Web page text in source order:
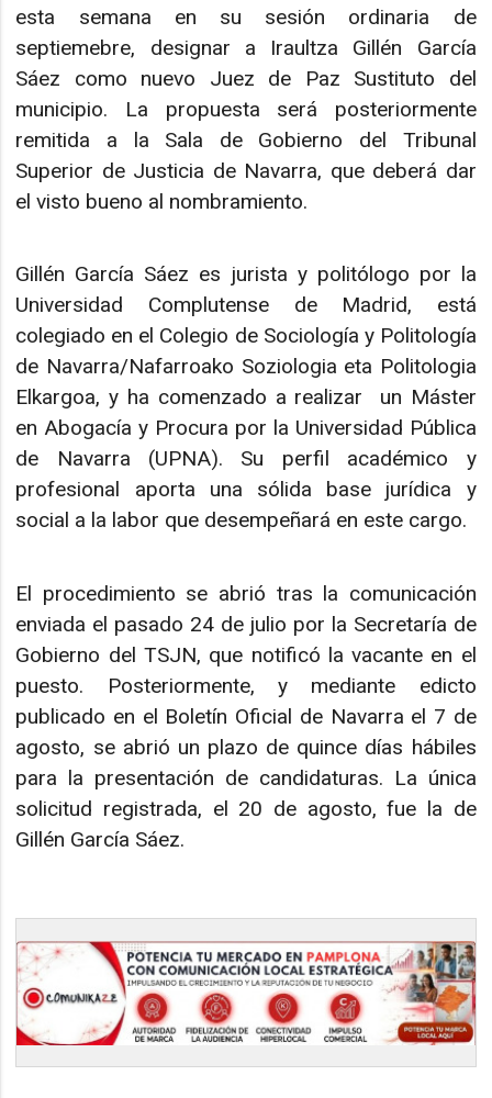
esta semana en su sesión ordinaria de
septiemebre, designar a Iraultza Gillén García
Sáez como nuevo Juez de Paz Sustituto del
municipio. La propuesta será posteriormente
remitida a la Sala de Gobierno del Tribunal
Superior de Justicia de Navarra, que deberá dar
el visto bueno al nombramiento.
Gillén García Sáez es jurista y politólogo por la
Universidad Complutense de Madrid, está
colegiado en el Colegio de Sociología y Politología
de Navarra/Nafarroako Soziologia eta Politologia
Elkargoa, y ha comenzado a realizar un Máster
en Abogacía y Procura por la Universidad Pública
de Navarra (UPNA). Su perfil académico y
profesional aporta una sólida base jurídica y
social a la labor que desempeñará en este cargo.
El procedimiento se abrió tras la comunicación
enviada el pasado 24 de julio por la Secretaría de
Gobierno del TSJN, que notificó la vacante en el
puesto. Posteriormente, y mediante edicto
publicado en el Boletín Oficial de Navarra el 7 de
agosto, se abrió un plazo de quince días hábiles
para la presentación de candidaturas. La única
solicitud registrada, el 20 de agosto, fue la de
Gillén García Sáez.